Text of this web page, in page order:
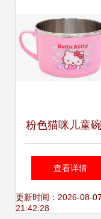
粉色猫咪儿童
日午后的小确
查看详情
更新时间：2026-08-07
21:42:28